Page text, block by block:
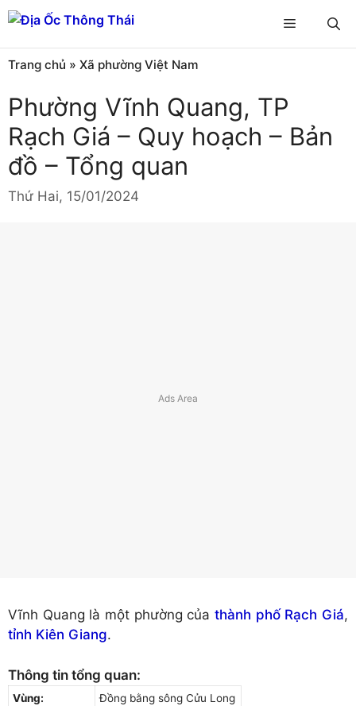
Chuyển
đến
nội
dung
Menu
Trang chủ » Xã phường Việt Nam
Phường Vĩnh Quang, TP
Rạch Giá – Quy hoạch – Bản
đồ – Tổng quan
Thứ Hai, 15/01/2024
Vĩnh Quang là một phường của thành phố Rạch Giá,
tỉnh Kiên Giang.
Thông tin tổng quan:
Vùng:
Đồng bằng sông Cửu Long